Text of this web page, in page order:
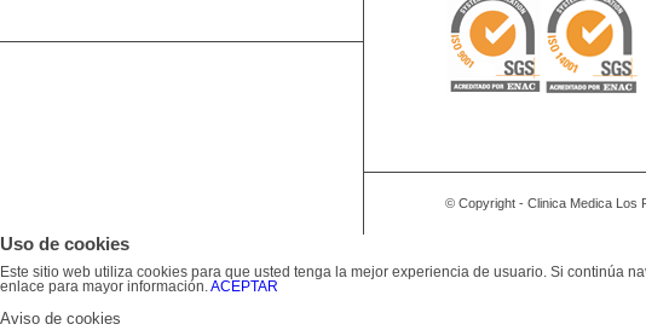
© Copyright - Clinica Medica Los
Uso de cookies
Este sitio web utiliza cookies para que usted tenga la mejor experiencia de usuario. Si continúa
enlace para mayor información.ACEPTAR
Aviso de cookies